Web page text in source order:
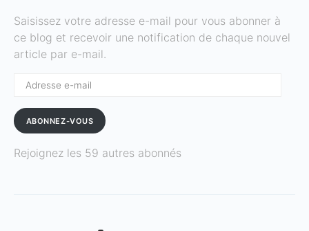
Saisissez votre adresse e-mail pour vous abonner à
ce blog et recevoir une notification de chaque nouvel
article par e-mail.
Adresse
mail
ABONNEZ-VOUS
Rejoignez les 59 autres abonnés